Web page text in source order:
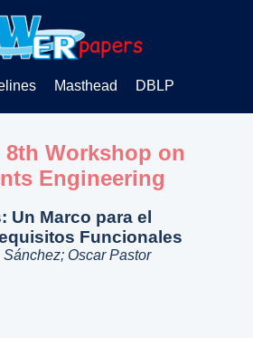
Masthead DBLP
8th Workshop on
Engineering
Un Marco para el
Funcionales
Oscar Pastor